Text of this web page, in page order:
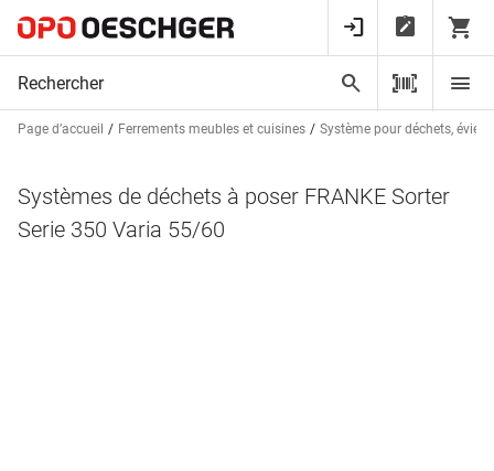
Page d’accueil Ferrements meubles et cuisines Système pour déchets,
Systèmes de déchets à poser FRANKE Sorter
Serie 350 Varia 55/60